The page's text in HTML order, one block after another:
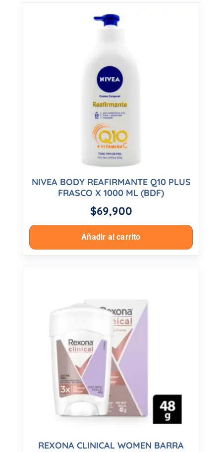
NIVEA BODY REAFIRMANTE Q10 PLUS
FRASCO X 1000 ML (BDF)
$69,900
Añadir al carrito
REXONA CLINICAL WOMEN BARRA